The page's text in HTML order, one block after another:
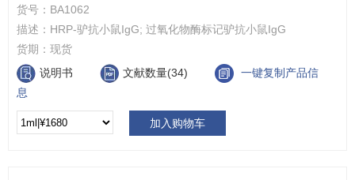
货号： BA1062
描述： HRP-驴抗小鼠IgG; 过氧化物酶标记驴抗小鼠IgG
货期： 现货
说明书
文献数量(34)
一键复制产品信
息
加入购物车